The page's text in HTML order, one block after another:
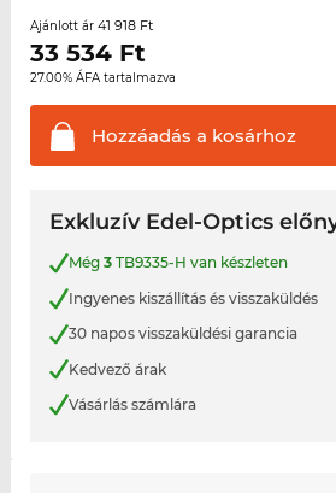
Ajánlott ár 41 918 Ft
33 534Ft
27.00% ÁFA tartalmazva
Hozzáadás a kosárhoz
Exkluzív Edel-Optics
Még 3TB9335-H van készleten
Ingyenes kiszállítás és visszaküldés
30 napos visszaküldési garancia
Kedvező árak
Vásárlás számlára